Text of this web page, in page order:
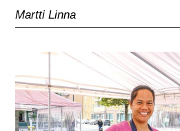
Martti Linna